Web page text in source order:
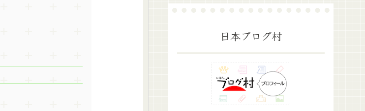
日本ブログ村